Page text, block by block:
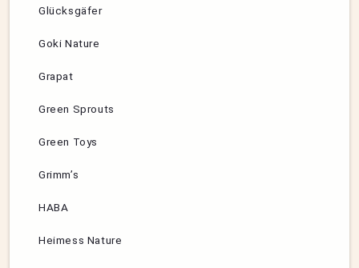
Glücksgäfer
Goki Nature
Grapat
Green Sprouts
Green Toys
Grimm’s
HABA
Heimess Nature